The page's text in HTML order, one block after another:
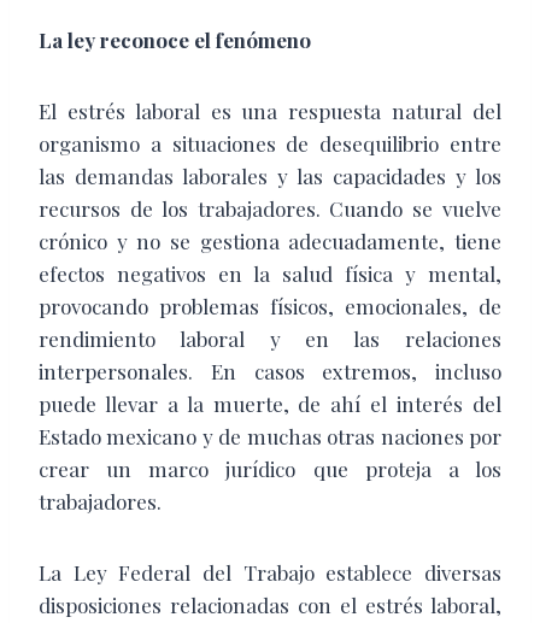
La ley reconoce el fenómeno
El estrés laboral es una respuesta natural del
organismo a situaciones de desequilibrio entre
las demandas laborales y las capacidades y los
recursos de los trabajadores. Cuando se vuelve
crónico y no se gestiona adecuadamente, tiene
efectos negativos en la salud física y mental,
provocando problemas físicos, emocionales, de
rendimiento laboral y en las relaciones
interpersonales. En casos extremos, incluso
puede llevar a la muerte, de ahí el interés del
Estado mexicano y de muchas otras naciones por
crear un marco jurídico que proteja a los
trabajadores.
La Ley Federal del Trabajo establece diversas
disposiciones relacionadas con el estrés laboral,